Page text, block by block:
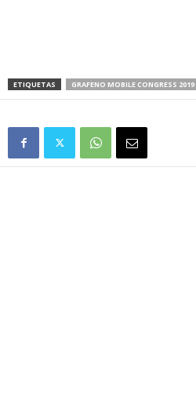
ETIQUETAS GRAFENO MOBILE CONGRESS 2019